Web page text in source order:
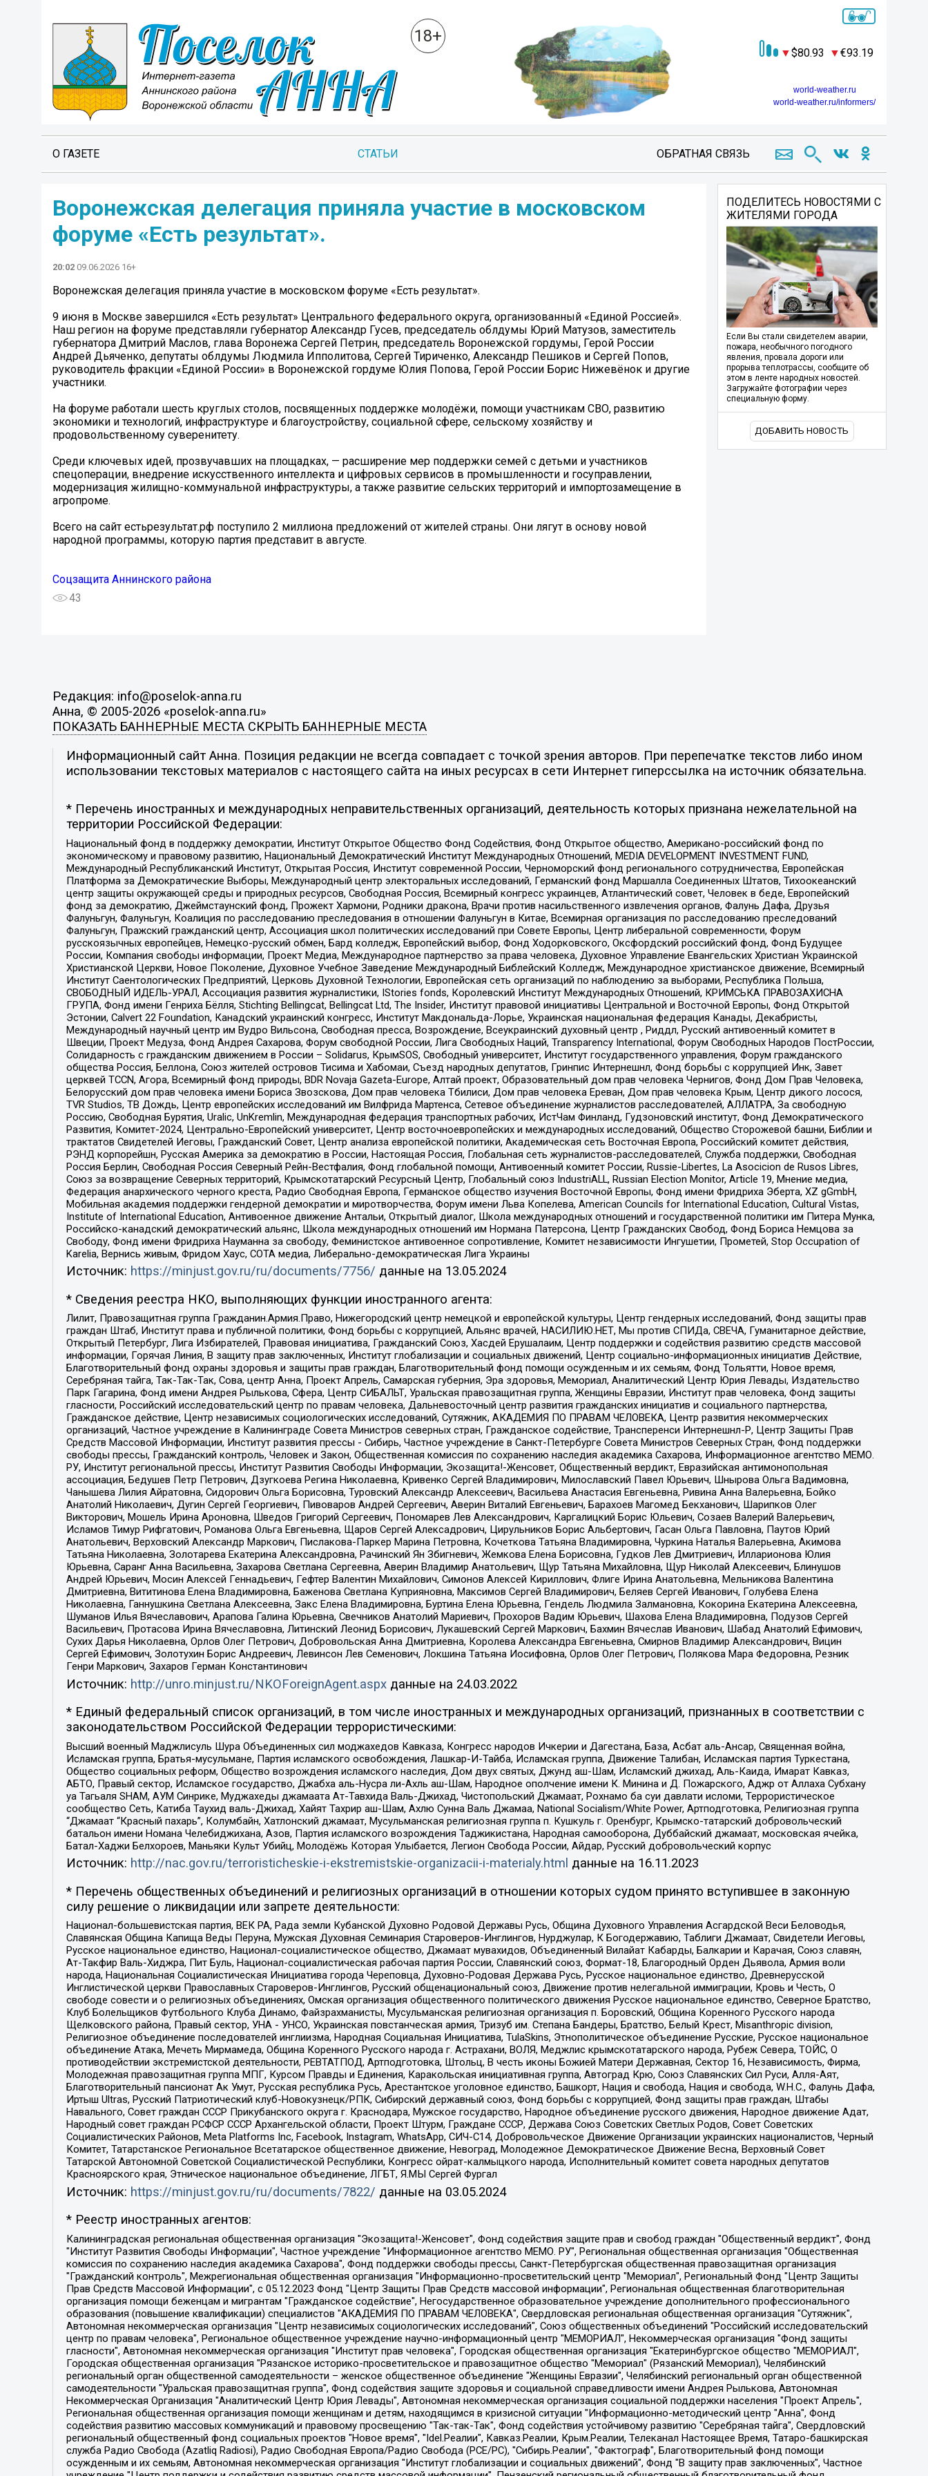
18+
80.93 93.19
world-weather.ru
world-weather.ru/informers/
О ГАЗЕТЕ СТАТЬИ ОБРАТНАЯ СВЯЗЬ
Воронежская делегация приняла участие в московском
форуме «Есть результат».
20:02 09.06.2026 16+
Воронежская делегация приняла участие в московском форуме «Есть результат».
9 июня в Москве завершился «Есть результат» Центрального федерального округа, организованный «Единой Россией».
Наш регион на форуме представляли губернатор Александр Гусев, председатель облдумы Юрий Матузов, заместитель
губернатора Дмитрий Маслов, глава Воронежа Сергей Петрин, председатель Воронежской гордумы, Герой России
Андрей Дьяченко, депутаты облдумы Людмила Ипполитова, Сергей Тириченко, Александр Пешиков и Сергей Попов,
руководитель фракции «Единой России» в Воронежской гордуме Юлия Попова, Герой России Борис Нижевёнок и другие
участники.
На форуме работали шесть круглых столов, посвященных поддержке молодёжи, помощи участникам СВО, развитию
экономики и технологий, инфраструктуре и благоустройству, социальной сфере, сельскому хозяйству и
продовольственному суверенитету.
Среди ключевых идей, прозвучавших на площадках, — расширение мер поддержки семей с детьми и участников
спецоперации, внедрение искусственного интеллекта и цифровых сервисов в промышленности и госуправлении,
модернизация жилищно-коммунальной инфраструктуры, а также развитие сельских территорий и импортозамещение в
агропроме.
Всего на сайт естьрезультат.рф поступило 2 миллиона предложений от жителей страны. Они лягут в основу новой
народной программы, которую партия представит в августе.
Соцзащита Аннинского района
43
ПОДЕЛИТЕСЬ НОВОСТЯМИ С
ЖИТЕЛЯМИ ГОРОДА
Если Вы стали свидетелем аварии,
пожара, необычного погодного
явления, провала дороги или
прорыва теплотрассы, сообщите об
этом в ленте народных новостей.
Загружайте фотографии через
специальную форму.
ДОБАВИТЬ НОВОСТЬ
Редакция: info@poselok-anna.ru
Анна, © 2005-2026 «poselok-anna.ru»
ПОКАЗАТЬ БАННЕРНЫЕ МЕСТА СКРЫТЬ БАННЕРНЫЕ МЕСТА
Информационный сайт Анна. Позиция редакции не всегда совпадает с точкой зрения авторов. При перепечатке текстов либо ином
использовании текстовых материалов с настоящего сайта на иных ресурсах в сети Интернет гиперссылка на источник обязательна.
* Перечень иностранных и международных неправительственных организаций, деятельность которых признана нежелательной на
территории Российской Федерации:
Национальный фонд в поддержку демократии, Институт Открытое Общество Фонд Содействия, Фонд Открытое общество, Американо-российский фонд по
экономическому и правовому развитию, Национальный Демократический Институт Международных Отношений, MEDIA DEVELOPMENT INVESTMENT FUND,
Международный Республиканский Институт, Открытая Россия, Институт современной России, Черноморский фонд регионального сотрудничества, Европейская
Платформа за Демократические Выборы, Международный центр электоральных исследований, Германский фонд Маршалла Соединенных Штатов, Тихоокеанский
центр защиты окружающей среды и природных ресурсов, Свободная Россия, Всемирный конгресс украинцев, Атлантический совет, Человек в беде, Европейский
фонд за демократию, Джеймстаунский фонд, Прожект Хармони, Родники дракона, Врачи против насильственного извлечения органов, Фалунь Дафа, Друзья
Фалуньгун, Фалуньгун, Коалиция по расследованию преследования в отношении Фалуньгун в Китае, Всемирная организация по расследованию преследований
Фалуньгун, Пражский гражданский центр, Ассоциация школ политических исследований при Совете Европы, Центр либеральной современности, Форум
русскоязычных европейцев, Немецко-русский обмен, Бард колледж, Европейский выбор, Фонд Ходорковского, Оксфордский российский фонд, Фонд Будущее
России, Компания свободы информации, Проект Медиа, Международное партнерство за права человека, Духовное Управление Евангельских Христиан Украинской
Христианской Церкви, Новое Поколение, Духовное Учебное Заведение Международный Библейский Колледж, Международное христианское движение, Всемирный
Институт Саентологических Предприятий, Церковь Духовной Технологии, Европейская сеть организаций по наблюдению за выборами, Республика Польша,
СВОБОДНЫЙ ИДЕЛЬ-УРАЛ, Ассоциация развития журналистики, IStories fonds, Королевский Институт Международных Отношений, КРИМСЬКА ПРАВОЗАХИСНА
ГРУПА, Фонд имени Генриха Бёлля, Stichting Bellingcat, Bellingcat Ltd, The Insider, Институт правовой инициативы Центральной и Восточной Европы, Фонд Открытой
Эстонии, Calvert 22 Foundation, Канадский украинский конгресс, Институт Макдональда-Лорье, Украинская национальная федерация Канады, Декабристы,
Международный научный центр им Вудро Вильсона, Свободная пресса, Возрождение, Всеукраинский духовный центр , Риддл, Русский антивоенный комитет в
Швеции, Проект Медуза, Фонд Андрея Сахарова, Форум свободной России, Лига Свободных Наций, Transparеncy International, Форум Свободных Народов ПостРоссии,
Солидарность с гражданским движением в России – Solidarus, КрымSOS, Свободный университет, Институт государственного управления, Форум гражданского
общества Россия, Беллона, Союз жителей островов Тисима и Хабомаи, Съезд народных депутатов, Гринпис Интернешнл, Фонд борьбы с коррупцией Инк, Завет
церквей TCCN, Агора, Всемирный фонд природы, BDR Novaja Gazeta-Europe, Алтай проект, Образовательный дом прав человека Чернигов, Фонд Дом Прав Человека,
Белорусский дом прав человека имени Бориса Звозскова, Дом прав человека Тбилиси, Дом прав человека Ереван, Дом прав человека Крым, Центр дикого лосося,
TVR Studios, ТВ Дождь, Центр европейских исследований им Вилфрида Мартенса, Сетевое объединение журналистов расследователей, АЛЛАТРА, За свободную
Россию, Свободная Бурятия, Uralic, UnKremlin, Международная федерация транспортных рабочих, ИстЧам Финланд, Гудзоновский институт, Фонд Демократического
Развития, Комитет-2024, Центрально-Европейский университет, Центр восточноевропейских и международных исследований, Общество Сторожевой башни, Библии и
трактатов Свидетелей Иеговы, Гражданский Совет, Центр анализа европейской политики, Академическая сеть Восточная Европа, Российский комитет действия,
РЭНД корпорейшн, Русская Америка за демократию в России, Настоящая Россия, Глобальная сеть журналистов-расследователей, Служба поддержки, Свободная
Россия Берлин, Свободная Россия Северный Рейн-Вестфалия, Фонд глобальной помощи, Антивоенный комитет России, Russie-Libertes, La Asocicion de Rusos Libres,
Союз за возвращение Северных территорий, Крымскотатарский Ресурсный Центр, Глобальный союз IndustriALL, Russian Election Monitor, Article 19, Мнение медиа,
Федерация анархического черного креста, Радио Свободная Европа, Германское общество изучения Восточной Европы, Фонд имени Фридриха Эберта, XZ gGmbH,
Мобильная академия поддержки гендерной демократии и миротворчества, Форум имени Льва Копелева, American Councils for International Education, Cultural Vistas,
Institute of International Education, Антивоенное движение Антальи, Открытый диалог, Школа международных отношений и государственной политики им Питера Мунка,
Российско-канадский демократический альянс, Школа международных отношений им Нормана Патерсона, Центр Гражданских Свобод, Фонд Бориса Немцова за
Свободу, Фонд имени Фридриха Науманна за свободу, Феминистское антивоенное сопротивление, Комитет независимости Ингушетии, Прометей, Stop Occupation of
Karelia, Вернись живым, Фридом Хаус, СОТА медиа, Либерально-демократическая Лига Украины
Источник: https://minjust.gov.ru/ru/documents/7756/ данные на 13.05.2024
* Сведения реестра НКО, выполняющих функции иностранного агента:
Лилит, Правозащитная группа Гражданин.Армия.Право, Нижегородский центр немецкой и европейской культуры, Центр гендерных исследований, Фонд защиты прав
граждан Штаб, Институт права и публичной политики, Фонд борьбы с коррупцией, Альянс врачей, НАСИЛИЮ.НЕТ, Мы против СПИДа, СВЕЧА, Гуманитарное действие,
Открытый Петербург, Лига Избирателей, Правовая инициатива, Гражданский Союз, Хасдей Ерушалаим, Центр поддержки и содействия развитию средств массовой
информации, Горячая Линия, В защиту прав заключенных, Институт глобализации и социальных движений, Центр социально-информационных инициатив Действие,
Благотворительный фонд охраны здоровья и защиты прав граждан, Благотворительный фонд помощи осужденным и их семьям, Фонд Тольятти, Новое время,
Серебряная тайга, Так-Так-Так, Сова, центр Анна, Проект Апрель, Самарская губерния, Эра здоровья, Мемориал, Аналитический Центр Юрия Левады, Издательство
Парк Гагарина, Фонд имени Андрея Рылькова, Сфера, Центр СИБАЛЬТ, Уральская правозащитная группа, Женщины Евразии, Институт прав человека, Фонд защиты
гласности, Российский исследовательский центр по правам человека, Дальневосточный центр развития гражданских инициатив и социального партнерства,
Гражданское действие, Центр независимых социологических исследований, Сутяжник, АКАДЕМИЯ ПО ПРАВАМ ЧЕЛОВЕКА, Центр развития некоммерческих
организаций, Частное учреждение в Калининграде Совета Министров северных стран, Гражданское содействие, Трансперенси Интернешнл-Р, Центр Защиты Прав
Средств Массовой Информации, Институт развития прессы - Сибирь, Частное учреждение в Санкт-Петербурге Совета Министров Северных Стран, Фонд поддержки
свободы прессы, Гражданский контроль, Человек и Закон, Общественная комиссия по сохранению наследия академика Сахарова, Информационное агентство МЕМО.
РУ, Институт региональной прессы, Институт Развития Свободы Информации, Экозащита!-Женсовет, Общественный вердикт, Евразийская антимонопольная
ассоциация, Бедушев Петр Петрович, Дзугкоева Регина Николаевна, Кривенко Сергей Владимирович, Милославский Павел Юрьевич, Шнырова Ольга Вадимовна,
Чанышева Лилия Айратовна, Сидорович Ольга Борисовна, Туровский Александр Алексеевич, Васильева Анастасия Евгеньевна, Ривина Анна Валерьевна, Бойко
Анатолий Николаевич, Дугин Сергей Георгиевич, Пивоваров Андрей Сергеевич, Аверин Виталий Евгеньевич, Барахоев Магомед Бекханович, Шарипков Олег
Викторович, Мошель Ирина Ароновна, Шведов Григорий Сергеевич, Пономарев Лев Александрович, Каргалицкий Борис Юльевич, Созаев Валерий Валерьевич,
Исламов Тимур Рифгатович, Романова Ольга Евгеньевна, Щаров Сергей Алексадрович, Цирульников Борис Альбертович, Гасан Ольга Павловна, Паутов Юрий
Анатольевич, Верховский Александр Маркович, Пислакова-Паркер Марина Петровна, Кочеткова Татьяна Владимировна, Чуркина Наталья Валерьевна, Акимова
Татьяна Николаевна, Золотарева Екатерина Александровна, Рачинский Ян Збигневич, Жемкова Елена Борисовна, Гудков Лев Дмитриевич, Илларионова Юлия
Юрьевна, Саранг Анна Васильевна, Захарова Светлана Сергеевна, Аверин Владимир Анатольевич, Щур Татьяна Михайловна, Щур Николай Алексеевич, Блинушов
Андрей Юрьевич, Мосин Алексей Геннадьевич, Гефтер Валентин Михайлович, Симонов Алексей Кириллович, Флиге Ирина Анатольевна, Мельникова Валентина
Дмитриевна, Вититинова Елена Владимировна, Баженова Светлана Куприяновна, Максимов Сергей Владимирович, Беляев Сергей Иванович, Голубева Елена
Николаевна, Ганнушкина Светлана Алексеевна, Закс Елена Владимировна, Буртина Елена Юрьевна, Гендель Людмила Залмановна, Кокорина Екатерина Алексеевна,
Шуманов Илья Вячеславович, Арапова Галина Юрьевна, Свечников Анатолий Мариевич, Прохоров Вадим Юрьевич, Шахова Елена Владимировна, Подузов Сергей
Васильевич, Протасова Ирина Вячеславовна, Литинский Леонид Борисович, Лукашевский Сергей Маркович, Бахмин Вячеслав Иванович, Шабад Анатолий Ефимович,
Сухих Дарья Николаевна, Орлов Олег Петрович, Добровольская Анна Дмитриевна, Королева Александра Евгеньевна, Смирнов Владимир Александрович, Вицин
Сергей Ефимович, Золотухин Борис Андреевич, Левинсон Лев Семенович, Локшина Татьяна Иосифовна, Орлов Олег Петрович, Полякова Мара Федоровна, Резник
Генри Маркович, Захаров Герман Константинович
Источник: http://unro.minjust.ru/NKOForeignAgent.aspxданные на 24.03.2022
* Единый федеральный список организаций, в том числе иностранных и международных организаций, признанных в соответствии с
законодательством Российской Федерации террористическими:
Высший военный Маджлисуль Шура Объединенных сил моджахедов Кавказа, Конгресс народов Ичкерии и Дагестана, База, Асбат аль-Ансар, Священная война,
Исламская группа, Братья-мусульмане, Партия исламского освобождения, Лашкар-И-Тайба, Исламская группа, Движение Талибан, Исламская партия Туркестана,
Общество социальных реформ, Общество возрождения исламского наследия, Дом двух святых, Джунд аш-Шам, Исламский джихад, Аль-Каида, Имарат Кавказ,
АБТО, Правый сектор, Исламское государство, Джабха аль-Нусра ли-Ахль аш-Шам, Народное ополчение имени К. Минина и Д. Пожарского, Аджр от Аллаха Субхану
уа Тагьаля SHAM, АУМ Синрике, Муджахеды джамаата Ат-Тавхида Валь-Джихад, Чистопольский Джамаат, Рохнамо ба суи давлати исломи, Террористическое
сообщество Сеть, Катиба Таухид валь-Джихад, Хайят Тахрир аш-Шам, Ахлю Сунна Валь Джамаа, National Socialism/White Power, Артподготовка, Религиозная группа
“Джамаат “Красный пахарь”, Колумбайн, Хатлонский джамаат, Мусульманская религиозная группа п. Кушкуль г. Оренбург, Крымско-татарский добровольческий
батальон имени Номана Челебиджихана, Азов, Партия исламского возрождения Таджикистана, Народная самооборона, Дуббайский джамаат, московская ячейка,
Батал-Хаджи Белхороев, Маньяки Культ Убийц, Молодёжь Которая Улыбается, Легион Свобода России, Айдар, Русский добровольческий корпус
Источник: http://nac.gov.ru/terroristicheskie-i-ekstremistskie-organizacii-i-materialy.html данные на 16.11.2023
* Перечень общественных объединений и религиозных организаций в отношении которых судом принято вступившее в законную
силу решение о ликвидации или запрете деятельности:
Национал-большевистская партия, ВЕК РА, Рада земли Кубанской Духовно Родовой Державы Русь, Община Духовного Управления Асгардской Веси Беловодья,
Славянская Община Капища Веды Перуна, Мужская Духовная Семинария Староверов-Инглингов, Нурджулар, К Богодержавию, Таблиги Джамаат, Свидетели Иеговы,
Русское национальное единство, Национал-социалистическое общество, Джамаат мувахидов, Объединенный Вилайат Кабарды, Балкарии и Карачая, Союз славян,
Ат-Такфир Валь-Хиджра, Пит Буль, Национал-социалистическая рабочая партия России, Славянский союз, Формат-18, Благородный Орден Дьявола, Армия воли
народа, Национальная Социалистическая Инициатива города Череповца, Духовно-Родовая Держава Русь, Русское национальное единство, Древнерусской
Инглистической церкви Православных Староверов-Инглингов, Русский общенациональный союз, Движение против нелегальной иммиграции, Кровь и Честь, О
свободе совести и о религиозных объединениях, Омская организация общественного политического движения Русское национальное единство, Северное Братство,
Клуб Болельщиков Футбольного Клуба Динамо, Файзрахманисты, Мусульманская религиозная организация п. Боровский, Община Коренного Русского народа
Щелковского района, Правый сектор, УНА - УНСО, Украинская повстанческая армия, Тризуб им. Степана Бандеры, Братство, Белый Крест, Misanthropic division,
Религиозное объединение последователей инглиизма, Народная Социальная Инициатива, TulaSkins, Этнополитическое объединение Русские, Русское национальное
объединение Атака, Мечеть Мирмамеда, Община Коренного Русского народа г. Астрахани, ВОЛЯ, Меджлис крымскотатарского народа, Рубеж Севера, ТОЙС, О
противодействии экстремистской деятельности, РЕВТАТПОД, Артподготовка, Штольц, В честь иконы Божией Матери Державная, Сектор 16, Независимость, Фирма,
Молодежная правозащитная группа МПГ, Курсом Правды и Единения, Каракольская инициативная группа, Автоград Крю, Союз Славянских Сил Руси, Алля-Аят,
Благотворительный пансионат Ак Умут, Русская республика Русь, Арестантское уголовное единство, Башкорт, Нация и свобода, Нация и свобода, W.H.С., Фалунь Дафа,
Иртыш Ultras, Русский Патриотический клуб-Новокузнецк/РПК, Сибирский державный союз, Фонд борьбы с коррупцией, Фонд защиты прав граждан, Штабы
Навального, Совет граждан СССР Прикубанского округа г. Краснодара, Мужское государство, Народное объединение русского движения, Народное движение Адат,
Народный совет граждан РСФСР СССР Архангельской области, Проект Штурм, Граждане СССР, Держава Союз Советских Светлых Родов, Совет Советских
Социалистических Районов, Meta Platforms Inc, Facebook, Instagram, WhatsApp, СИЧ-С14, Добровольческое Движение Организации украинских националистов, Черный
Комитет, Татарстанское Региональное Всетатарское общественное движение, Невоград, Молодежное Демократическое Движение Весна, Верховный Совет
Татарской Автономной Советской Социалистической Республики, Конгресс ойрат-калмыцкого народа, Исполнительный комитет совета народных депутатов
Красноярского края, Этническое национальное объединение, ЛГБТ, Я.МЫ Сергей Фургал
Источник: https://minjust.gov.ru/ru/documents/7822/ данные на 03.05.2024
* Реестр иностранных агентов:
Калининградская региональная общественная организация "Экозащита!-Женсовет", Фонд содействия защите прав и свобод граждан "Общественный вердикт", Фонд "Институт Развития Свободы Информации", Частное учреждение "Информационное агентство МЕМО. РУ", Региональная общественная организация "Общественная комиссия по сохранению наследия академика Сахарова", Фонд поддержки свободы прессы, Санкт-Петербургская общественная правозащитная организация "Гражданский контроль", Межрегиональная общественная организация "Информационно-просветительский центр "Мемориал", Региональный Фонд "Центр Защиты Прав Средств Массовой Информации", с 05.12.2023 Фонд "Центр Защиты Прав Средств массовой информации", Региональная общественная благотворительная организация помощи беженцам и мигрантам "Гражданское содействие", Негосударственное образовательное учреждение дополнительного профессионального образования (повышение квалификации) специалистов "АКАДЕМИЯ ПО ПРАВАМ ЧЕЛОВЕКА", Свердловская региональная общественная организация "Сутяжник", Автономная некоммерческая организация "Центр независимых социологических исследований", Союз общественных объединений "Российский исследовательский центр по правам человека", Региональное общественное учреждение научно-информационный центр "МЕМОРИАЛ", Некоммерческая организация "Фонд защиты гласности", Автономная некоммерческая организация "Институт прав человека", Городская общественная организация "Екатеринбургское общество "МЕМОРИАЛ", Городская общественная организация "Рязанское историко-просветительское и правозащитное общество "Мемориал" (Рязанский Мемориал), Челябинский региональный орган общественной самодеятельности – женское общественное объединение "Женщины Евразии", Челябинский региональный орган общественной самодеятельности "Уральская правозащитная группа", Фонд содействия защите здоровья и социальной справедливости имени Андрея Рылькова, Автономная Некоммерческая Организация "Аналитический Центр Юрия Левады", Автономная некоммерческая организация социальной поддержки населения "Проект Апрель", Региональная общественная организация помощи женщинам и детям, находящимся в кризисной ситуации "Информационно-методический центр "Анна", Фонд содействия развитию массовых коммуникаций и правовому просвещению "Так-так-Так", Фонд содействия устойчивому развитию "Серебряная тайга", Свердловский региональный общественный фонд социальных проектов "Новое время", "Idel.Реалии", Кавказ.Реалии, Крым.Реалии, Телеканал Настоящее Время, Татаро-башкирская служба Радио Свобода (Azatliq Radiosi), Радио Свободная Европа/Радио Свобода (PCE/PC), "Сибирь.Реалии", "Фактограф", Благотворительный фонд помощи осужденным и их семьям, Автономная некоммерческая организация "Институт глобализации и социальных движений", Фонд "В защиту прав заключенных", Частное учреждение "Центр поддержки и содействия развитию средств массовой информации", Пензенский региональный общественный благотворительный фонд "Гражданский союз", "Север.Реалии", Некоммерческая организация Фонд "Правовая инициатива", Общество с ограниченной ответственностью "Радио Свободная Европа/Радио Свобода", Чешское информационное агентство "MEDIUM-ORIENT", Красноярская региональная общественная организация "Мы против СПИДа", Камалягин Денис Николаевич, Маркелов Сергей Евгеньевич, Пономарев Лев Александрович, Савицкая Людмила Алексеевна, Автономная некоммерческая организация "Центр по работе с проблемой насилия "НАСИЛИЮ.НЕТ", Межрегиональный профессиональный союз работников здравоохранения "Альянс врачей", Юридическое лицо, зарегистрированное в Латвийской Республике, SIA "Medusa Project" (регистрационный номер 40103797863, дата регистрации 10.06.2014), Некоммерческая организация "Фонд по борьбе с коррупцией", Автономная некоммерческая организация "Институт права и публичной политики", Баданин Роман Сергеевич, Гликин Максим Александрович, Железнова Мария Михайловна, Лукьянова Юлия Сергеевна, Маетная Елизавета Витальевна, Маняхин Петр Борисович, Чуракова Ольга Владимировна, Ярош Юлия Петровна, Юридическое лицо "The Insider SIA", зарегистрированное в Риге, Латвийская Республика (дата регистрации 26.06.2015), являющееся администратором доменного имени интернет-издания "The Insider SIA", https://theins.ru, Постернак Алексей Евгеньевич, Рубин Михаил Аркадьевич, Анин Роман Александрович, Юридическое лицо Istories fonds, зарегистрированное в Латвийской Республике (регистрационный номер 50008295751, дата регистрации 24.02.2020), Великовский Дмитрий Александрович, Долинина Ирина Николаевна, Мароховская Алеся Алексеевна, Шлейнов Роман Юрьевич, Шмагун Олеся Валентиновна, Общество с ограниченной ответственностью "Альтаир 2021", Общество с ограниченной ответственностью "Вега 2021", Общество с ограниченной ответственностью "Главный редактор 2021", Общество с ограниченной ответственностью "Ромашки монолит", Важенков Артем Валерьевич, Ивановская областная общественная организация "Центр гендерных исследований", Гурман Юрий Альбертович, Медиапроект "ОВД-Инфо", Егоров Владимир Владимирович, Жилинский Владимир Александрович, Общество с ограниченной ответственностью "ЗП", Иванова София Юрьевна, Карезина Инна Павловна, Кильтау Екатерина Викторовна, Петров Алексей Викторович, Пискунов Сергей Евгеньевич, Смирнов Сергей Сергеевич, Тихонов Михаил Сергеевич, Общество с ограниченной ответственностью "ЖУРНАЛИСТ-ИНОСТРАННЫЙ АГЕНТ", Арапова Галина Юрьевна, Вольтская Татьяна Анатольевна, Американская компания "Mason G.E.S. Anonymous Foundation" (США), являющаяся владельцем интернет-издания https://mnews.world/, Компания "Stichting Bellingcat", зарегистрированная в Нидерландах (дата регистрации 11.07.2018), Захаров Андрей Вячеславович, Клепиковская Екатерина Дмитриевна, Общество с ограниченной ответственностью "МЕМО", Перл Роман Александрович, Симонов Евгений Алексеевич, Соловьева Елена Анатольевна, Сотников Даниил Владимирович, Сурначева Елизавета Дмитриевна, Автономная некоммерческая организация по защите прав человека и информированию населения "Якутия – Наше Мнение", Общество с ограниченной ответственностью "Москоу диджитал медиа", с 26.01.2023 Общество с ограниченной ответственностью "Чайка Белые сады", Ветошкина Валерия Валерьевна, Заговора Максим Александрович, Межрегиональное общественное движение "Российская ЛГБТ - сеть", Оленичев Максим Владимирович, Павлов Иван Юрьевич, Скворцова Елена Сергеевна, Общество с ограниченной ответственностью "Как бы инагент", Кочетков Игорь Викторович, Общество с ограниченной ответственностью "Честные выборы", Еланчик Олег Александрович, Общество с ограниченной ответственностью "Нобелевский призыв", Гималова Регина Эмилевна, Григорьев Андрей Валерьевич, Григорьева Алина Александровна, Ассоциация по содействию защите прав призывников, альтернативнослужащих и военнослужащих "Правозащитная группа "Гражданин.Армия.Право", Хисамова Регина Фаритовна, Автономная некоммерческая организация по реализации социально-правовых программ "Лилит", Дальневосточное общественное движение "Маяк", Санкт-Петербургская ЛГБТ-инициативная группа "Выход", Инициативная группа ЛГБТ+ "Реверс", Алексеев Андрей Викторович, Бекбулатова Таисия Львовна, Беляев Иван Михайлович, Владыкина Елена Сергеевна, Гельман Марат Александрович, Никульшина Вероника Юрьевна, Толоконникова Надежда Андреевна, Шендерович Виктор Анатольевич, Общество с ограниченной ответственностью "Данное сообщение", Общество с ограниченной ответственностью Издательский дом "Новая глава", Айнбиндер Александра Александровна, Московский комьюнити-центр для ЛГБТ+инициатив, Благотворительный фонд развития филантропии, Deutsche Welle (Германия, Kurt-Schumacher-Strasse 3, 53113 Bonn), Борзунова Мария Михайловна, Воробьев Виктор Викторович, Голубева Анна Львовна, Константинова Алла Михайловна, Малкова Ирина Владимировна, Мурадов Мурад Абдулгалимович, Осетинская Елизавета Николаевна, Понасенков Евгений Николаевич, Ганапольский Матвей Юрьевич, Киселев Евгений Алексеевич, Борухович Ирина Григорьевна, Дремин Иван Тимофеевич, Дубровский Дмитрий Викторович, Красноярская региональная общественная организация поддержки и развития альтернативных образовательных технологий и межкультурных коммуникаций "ИНТЕРРА", Маяковская Екатерина Алексеевна, Фейгин Марк Захарович, Филимонов Андрей Викторович, Дзугкоева Регина Николаевна, Доброхотов Роман Александрович, Дудь Юрий Александрович, Елкин Сергей Владимирович, Кругликов Кирилл Игоревич, Сабунаева Мария Леонидовна, Семенов Алексей Владимирович, Шаинян Карен Багратович, Шульман Екатерина Михайловна, Асафьев Артур Валерьевич, Вахштайн Виктор Семенович, Венедиктов Алексей Алексеевич, Лушникова Екатерина Евгеньевна, Волков Леонид Михайлович, Невзоров Александр Глебович, Пархоменко Сергей Борисович, Сироткин Ярослав Николаевич, Кара-Мурза Владимир Владимирович, Баранова Наталья Владимировна, Гозман Леонид Яковлевич, Кагарлицкий Борис Юльевич, Климарев Михаил Валерьевич, Милов Владимир Станиславович, Автономная некоммерческая организация Краснодарский центр современного искусства "Типография", Моргенштерн Алишер Тагирович, Соболь Любовь Эдуардовна, Общество с ограниченной ответственностью "ЛИЗА НОРМ", Каспаров Гарри Кимович, Ходорковский Михаил Борисович, Общество с ограниченной ответственностью "Апрельские тезисы", Данилович Ирина Брониславовна, Кашин Олег Владимирович, Петров Николай Владимирович, Пивоваров Алексей Владимирович, Соколов Михаил Владимирович, Цветкова Юлия Владимировна, Чичваркин Евгений Александрович, Комитет против пыток/Команда против пыток, Общество с ограниченной ответственностью "Первый научный", Общество с ограниченной ответственностью "Вертолет и ко", Белоцерковская Вероника Борисовна, Кац Максим Евгеньевич, Лазарева Татьяна Юрьевна, Шаведдинов Руслан Табризович, Яшин Илья Валерьевич, Общество с ограниченной ответственностью "Иноагент ААВ", Алешковский Дмитрий Петрович, Альбац Евгения Марковна, Быков Дмитрий Львович, Галямина Юлия Евгеньевна, Лойко Сергей Леонидович, Мартынов Кирилл Константинович, Медведев Сергей Александрович, Крашенинников Федор Геннадиевич, Гордеева Катерина Вл